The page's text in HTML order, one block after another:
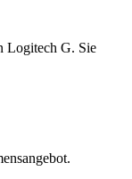
Logitech G. Sie